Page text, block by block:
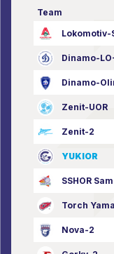
Team
Lokomotiv-
Dinamo-
Dinamo-
Zenit-UOR
Zenit-2
YUKIOR
SSHOR
Torch
Nova-2